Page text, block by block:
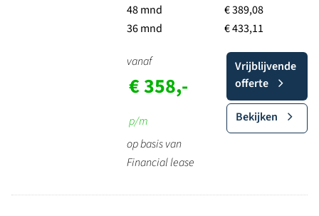
48 mnd
36 mnd
€ 389,08
€ 433,11
vanaf
€ 358,-
p/m
op basis van
Financial lease
Vrijblijvende
offerte
Bekijken